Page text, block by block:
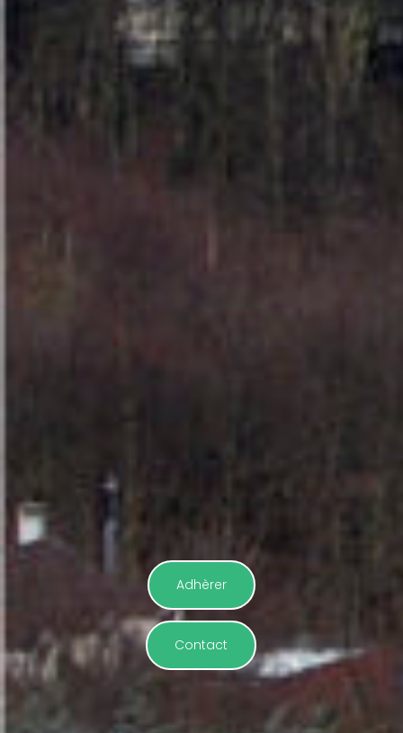
Adhèrer
Contact